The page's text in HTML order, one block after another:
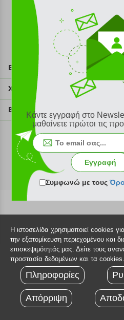
Εγγραφή στο
Επικοινωνία
211 2000 700
info@plus4u.gr
Χρήσιμες πληροφορίες
Η εταιρία
Σημεία παραλαβής
Ευκαιρίες καριέρας
Όροι χρήσης
Sitemap
Βοήθεια
Εξέλιξη παραγγελίας
Τρόποι παραγγελίας
Τρόποι πληρωμής
Τρόποι αποστολής
Πολιτική επιστροφών
Τεχνική υποστήριξη
©2026
Κάντε εγγραφή στο
μαθαίνετε πρώτοι τις
Εγγραφή
Συμφωνώ με τους
Η ιστοσελίδα χρησιμοποιεί cookies
την εξατομίκευση περιεχομένου και
επισκεψιμότητάς μας. Δείτε τους
προστασία δεδομένων και τα cookies.
Πληροφορίες
Απόρριψη